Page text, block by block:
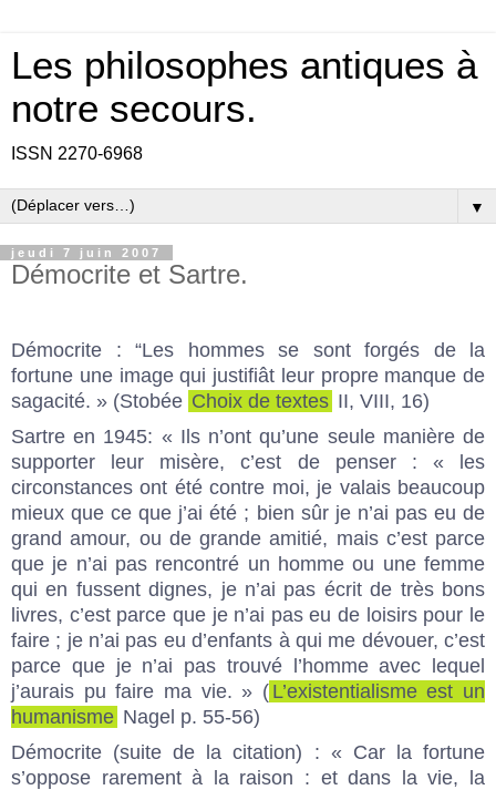
Les philosophes antiques à
notre secours.
ISSN 2270-6968
▼
jeudi 7 juin 2007
Démocrite et Sartre.
Démocrite : “Les hommes se sont forgés de la
fortune une image qui justifiât leur propre manque de
sagacité. » (Stobée Choix de textes II, VIII, 16)
Sartre en 1945: « Ils n’ont qu’une seule manière de
supporter leur misère, c’est de penser : « les
circonstances ont été contre moi, je valais beaucoup
mieux que ce que j’ai été ; bien sûr je n’ai pas eu de
grand amour, ou de grande amitié, mais c’est parce
que je n’ai pas rencontré un homme ou une femme
qui en fussent dignes, je n’ai pas écrit de très bons
livres, c’est parce que je n’ai pas eu de loisirs pour le
faire ; je n’ai pas eu d’enfants à qui me dévouer, c’est
parce que je n’ai pas trouvé l’homme avec lequel
j’aurais pu faire ma vie. » ( L’existentialisme est un
humanisme Nagel p. 55-56)
Démocrite (suite de la citation) : « Car la fortune
s’oppose rarement à la raison : et dans la vie, la